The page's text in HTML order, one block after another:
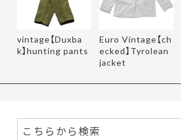
vintage【Duxba
k】hunting pants
Euro Vintage【ch
ecked】Tyrolean
jacket